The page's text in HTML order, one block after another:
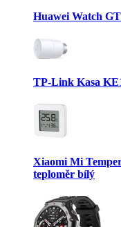
Huawei Watch
TP-Link Kasa
Xiaomi Mi
teploměr bílý